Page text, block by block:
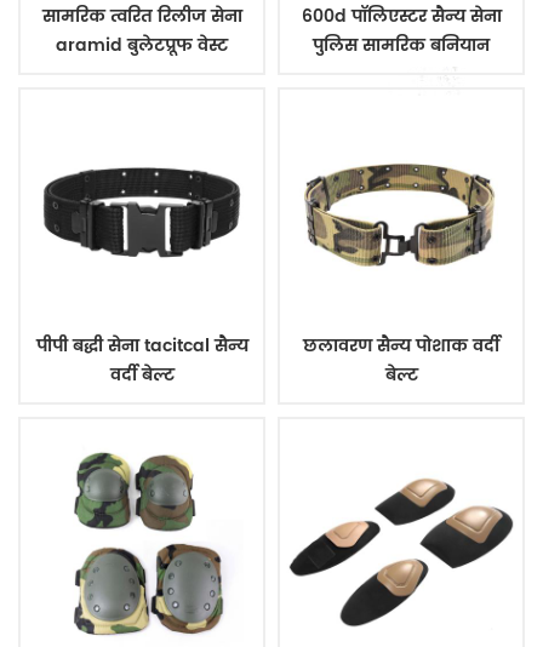
सामरिक त्वरित रिलीज सेना
aramid बुलेटप्रूफ वेस्ट
600d पॉलिएस्टर सैन्य सेना
पुलिस सामरिक बनियान
पीपी बद्धी सेना tacitcal सैन्य
वर्दी बेल्ट
छलावरण सैन्य पोशाक वर्दी
बेल्ट